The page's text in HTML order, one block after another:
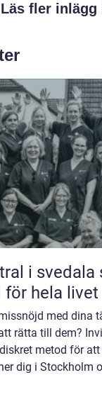
Läs fler inlägg
så väljer du
för hela livet
med dina
rätta till dem?
metod för
dig i Stockholm
att genomföra